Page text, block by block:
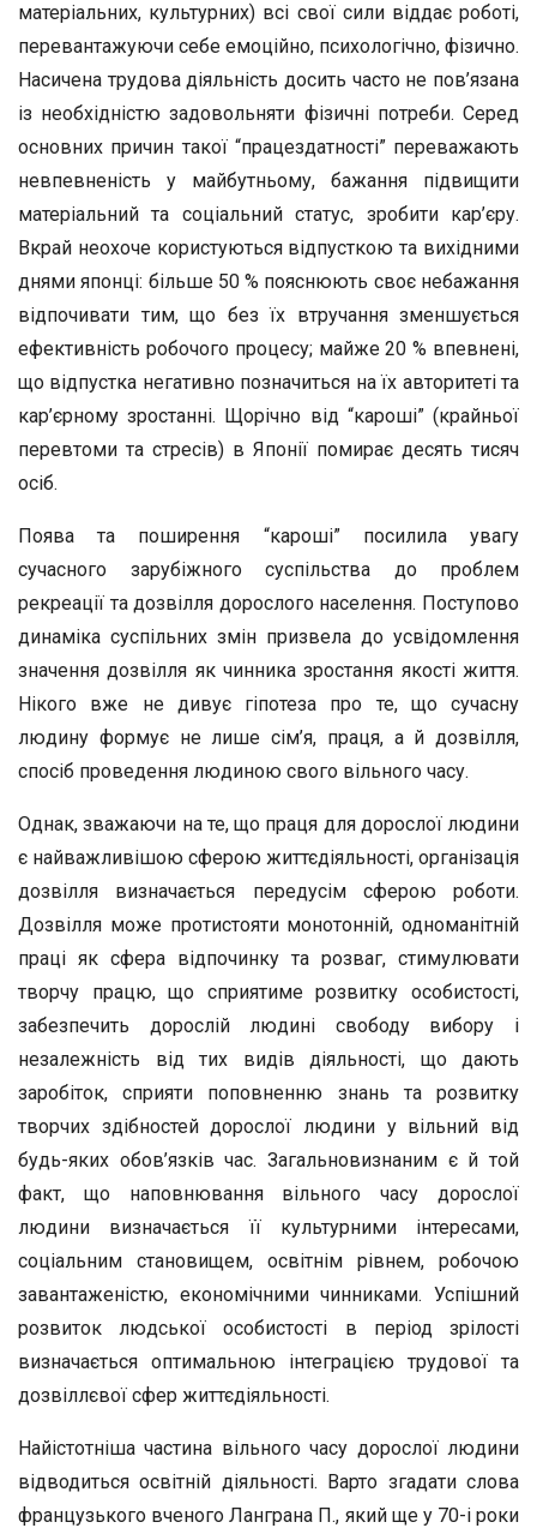
матеріальних, культурних) всі свої сили віддає роботі,
перевантажуючи себе емоційно, психологічно, фізично.
Насичена трудова діяльність досить часто не пов’язана
із необхідністю задовольняти фізичні потреби. Серед
основних причин такої “працездатності” переважають
невпевненість у майбутньому, бажання підвищити
матеріальний та соціальний статус, зробити кар’єру.
Вкрай неохоче користуються відпусткою та вихідними
днями японці: більше 50 % пояснюють своє небажання
відпочивати тим, що без їх втручання зменшується
ефективність робочого процесу; майже 20 % впевнені,
що відпустка негативно позначиться на їх авторитеті та
кар’єрному зростанні. Щорічно від “кароші” (крайньої
перевтоми та стресів) в Японії помирає десять тисяч
осіб.
Поява та поширення “кароші” посилила увагу
сучасного зарубіжного суспільства до проблем
рекреації та дозвілля дорослого населення. Поступово
динаміка суспільних змін призвела до усвідомлення
значення дозвілля як чинника зростання якості життя.
Нікого вже не дивує гіпотеза про те, що сучасну
людину формує не лише сім’я, праця, а й дозвілля,
спосіб проведення людиною свого вільного часу.
Однак, зважаючи на те, що праця для дорослої людини
є найважливішою сферою життєдіяльності, організація
дозвілля визначається передусім сферою роботи.
Дозвілля може протистояти монотонній, одноманітній
праці як сфера відпочинку та розваг, стимулювати
творчу працю, що сприятиме розвитку особистості,
забезпечить дорослій людині свободу вибору і
незалежність від тих видів діяльності, що дають
заробіток, сприяти поповненню знань та розвитку
творчих здібностей дорослої людини у вільний від
будь-яких обов’язків час. Загальновизнаним є й той
факт, що наповнювання вільного часу дорослої
людини визначається її культурними інтересами,
соціальним становищем, освітнім рівнем, робочою
завантаженістю, економічними чинниками. Успішний
розвиток людської особистості в період зрілості
визначається оптимальною інтеграцією трудової та
дозвіллєвої сфер життєдіяльності.
Найістотніша частина вільного часу дорослої людини
відводиться освітній діяльності. Варто згадати слова
французького вченого Ланграна П., який ще у 70-і роки